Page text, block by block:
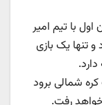
اول با تیم امیر
دارد و تنها یک بازی
شمالی برود